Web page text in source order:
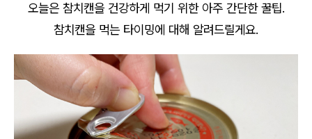
오늘은 참치캔을 건강하게 먹기 위한 아주 간단한 꿀팁.
참치캔을 먹는 타이밍에 대해 알려드릴게요.